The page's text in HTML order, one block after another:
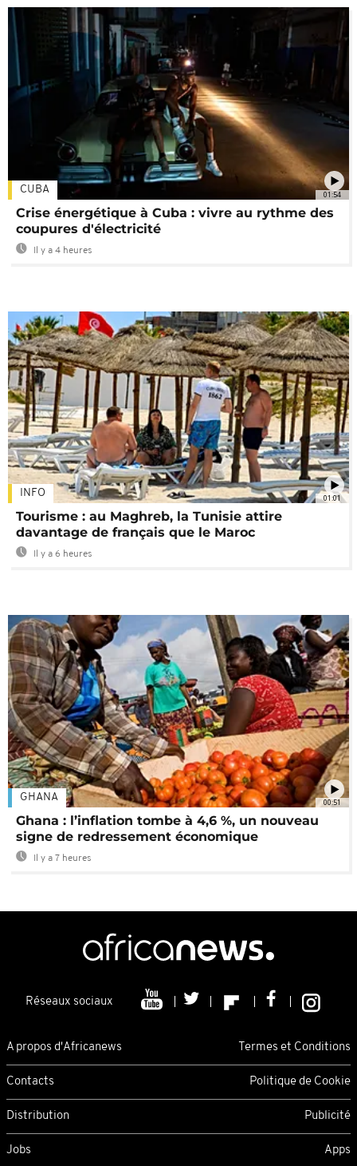
01:54
CUBA
Crise énergétique à Cuba : vivre au rythme des
coupures d'électricité
Il y a 4 heures
01:01
INFO
Tourisme : au Maghreb, la Tunisie attire
davantage de français que le Maroc
Il y a 6 heures
00:51
GHANA
Ghana : l’inflation tombe à 4,6 %, un nouveau
signe de redressement économique
Il y a 7 heures
Réseaux sociaux
A propos d'Africanews Termes et Conditions
Contacts Politique de Cookie
Distribution Publicité
Jobs Apps